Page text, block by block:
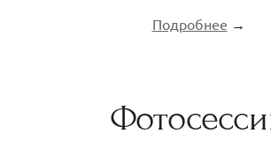
Подробнее →